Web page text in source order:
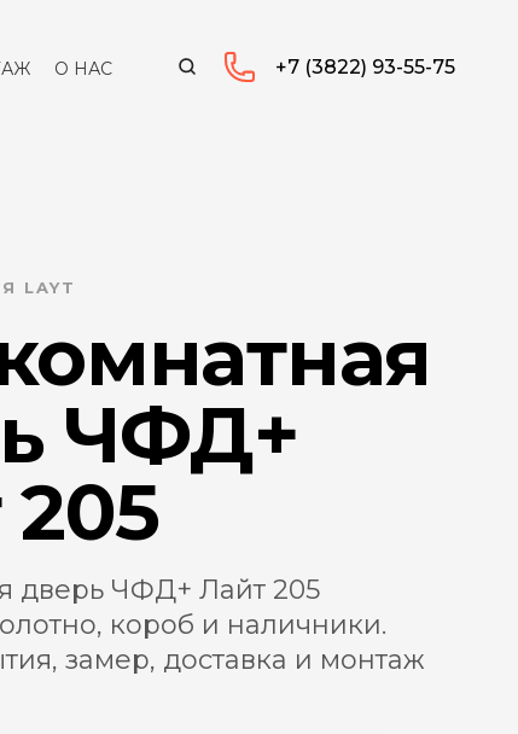
О НАС +7 (3822) 93-55-75
LAYT
ЧФД+
дверь ЧФД+ Лайт 205
короб и наличники.
замер, доставка и монтаж